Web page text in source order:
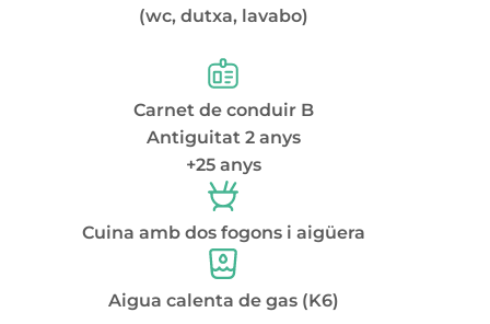
(wc, dutxa, lavabo)
Carnet de conduir B
Antiguitat 2 anys
+25 anys
Cuina amb dos fogons i aigüera
Aigua calenta de gas (K6)